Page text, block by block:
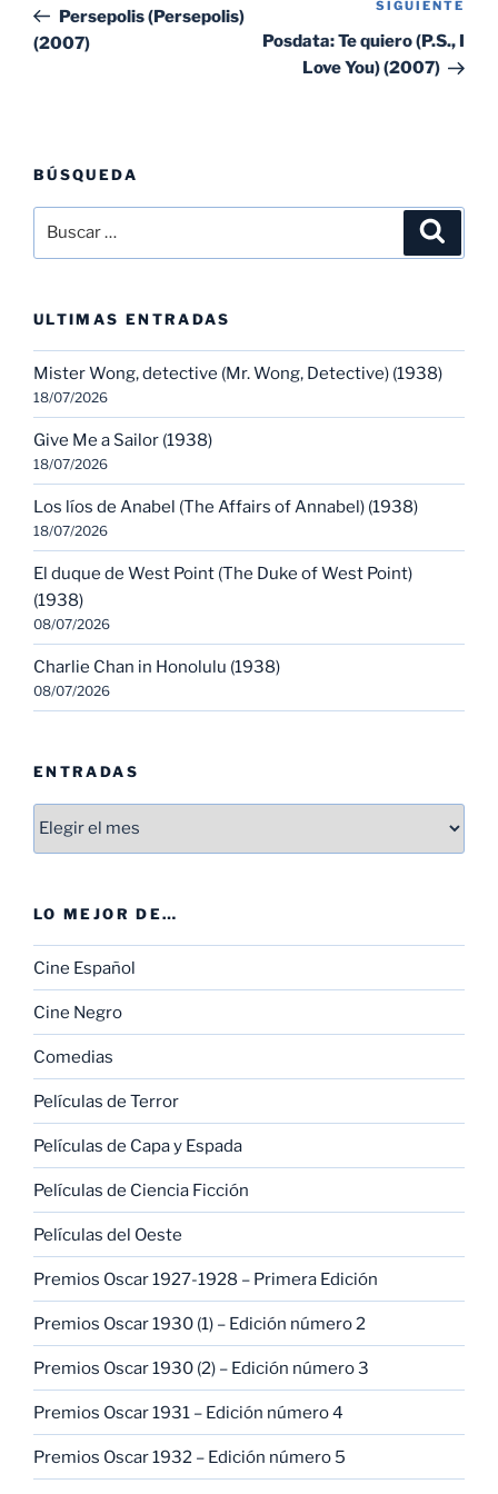
entradas
anterior:
Persepolis (Persepolis)
(2007)
SIGUIENTE
Posdata: Te quiero (P.S., I
Love You) (2007)
BÚSQUEDA
por:
ULTIMAS ENTRADAS
Mister Wong, detective (Mr. Wong, Detective) (1938)
18/07/2026
Give Me a Sailor (1938)
18/07/2026
Los líos de Anabel (The Affairs of Annabel) (1938)
18/07/2026
El duque de West Point (The Duke of West Point)
(1938)
08/07/2026
Charlie Chan in Honolulu (1938)
08/07/2026
ENTRADAS
Entradas
LO MEJOR DE…
Cine Español
Cine Negro
Comedias
Películas de Terror
Películas de Capa y Espada
Películas de Ciencia Ficción
Películas del Oeste
Premios Oscar 1927-1928 – Primera Edición
Premios Oscar 1930 (1) – Edición número 2
Premios Oscar 1930 (2) – Edición número 3
Premios Oscar 1931 – Edición número 4
Premios Oscar 1932 – Edición número 5